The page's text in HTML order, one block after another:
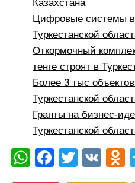
Казахстана
Цифровые системы
Туркестанской
Откормочный
тенге строят в
Более 3 тыс
Туркестанской
Гранты на бизнес-
Туркестанской
W F
T
V